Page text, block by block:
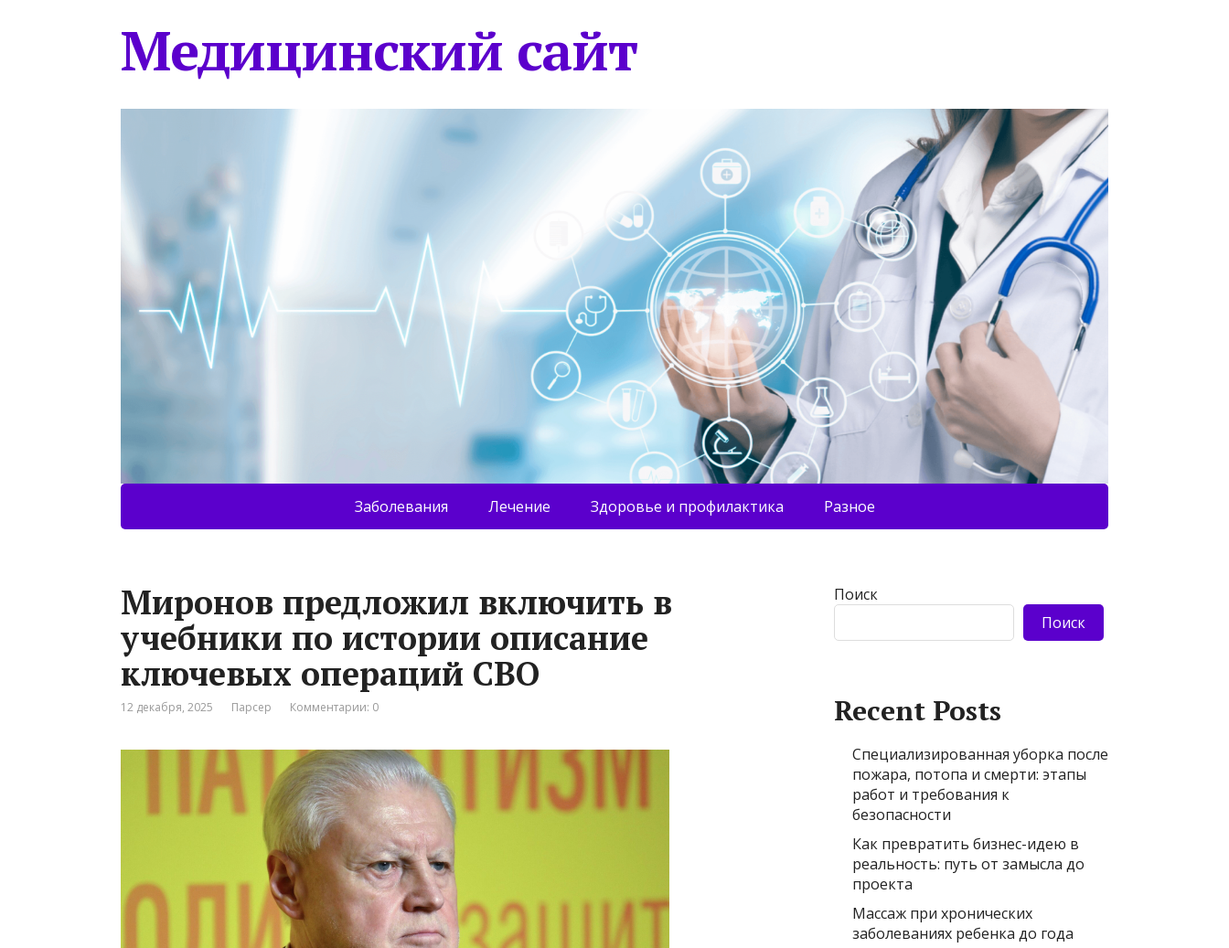
Медицинский сайт
Заболевания Лечение Здоровье и профилактика Разное
Миронов предложил включить в
учебники по истории описание
ключевых операций СВО
12 декабря, 2025 Парсер Комментарии: 0
Поиск
Поиск
Recent Posts
Специализированная уборка после
пожара, потопа и смерти: этапы
работ и требования к
безопасности
Как превратить бизнес-идею в
реальность: путь от замысла до
проекта
Массаж при хронических
заболеваниях ребенка до года